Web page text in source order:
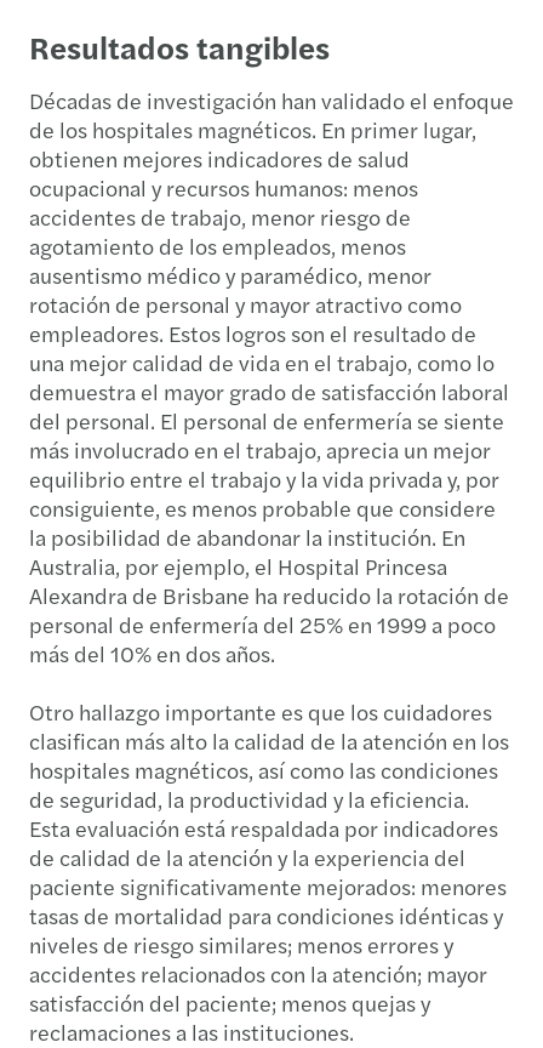
Resultados tangibles
Décadas de investigación han validado el enfoque
de los hospitales magnéticos. En primer lugar,
obtienen mejores indicadores de salud
ocupacional y recursos humanos: menos
accidentes de trabajo, menor riesgo de
agotamiento de los empleados, menos
ausentismo médico y paramédico, menor
rotación de personal y mayor atractivo como
empleadores. Estos logros son el resultado de
una mejor calidad de vida en el trabajo, como lo
demuestra el mayor grado de satisfacción laboral
del personal. El personal de enfermería se siente
más involucrado en el trabajo, aprecia un mejor
equilibrio entre el trabajo y la vida privada y, por
consiguiente, es menos probable que considere
la posibilidad de abandonar la institución. En
Australia, por ejemplo, el Hospital Princesa
Alexandra de Brisbane ha reducido la rotación de
personal de enfermería del 25% en 1999 a poco
más del 10% en dos años.
Otro hallazgo importante es que los cuidadores
clasifican más alto la calidad de la atención en los
hospitales magnéticos, así como las condiciones
de seguridad, la productividad y la eficiencia.
Esta evaluación está respaldada por indicadores
de calidad de la atención y la experiencia del
paciente significativamente mejorados: menores
tasas de mortalidad para condiciones idénticas y
niveles de riesgo similares; menos errores y
accidentes relacionados con la atención; mayor
satisfacción del paciente; menos quejas y
reclamaciones a las instituciones.